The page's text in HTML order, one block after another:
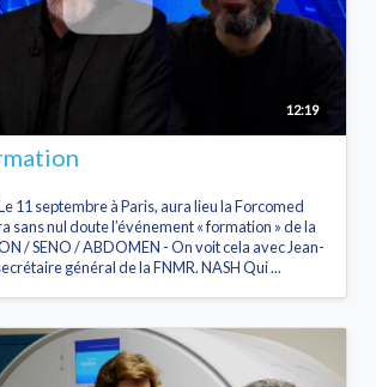
12:19
11 septembre à Paris, aura lieu la Forcomed
sans nul doute l’événement « formation » de la
/ SENO / ABDOMEN - On voit cela avec Jean-
général de la FNMR. NASH Qui ...